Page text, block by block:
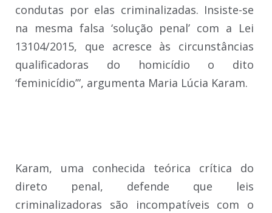
condutas por elas criminalizadas. Insiste-se
na mesma falsa ‘solução penal’ com a Lei
13104/2015, que acresce às circunstâncias
qualificadoras do homicídio o dito
‘feminicídio’”, argumenta Maria Lúcia Karam.
Karam, uma conhecida teórica crítica do
direto penal, defende que leis
criminalizadoras são incompatíveis com o